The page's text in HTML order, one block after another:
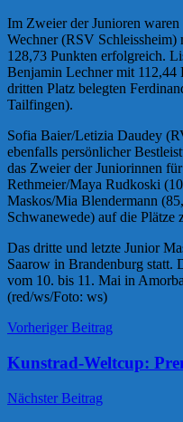
Im Zweier der Junioren
Wechner (RSV
128,73 Punkten erfolgreich.
Benjamin Lechner mit 112,44
dritten Platz belegten
Tailfingen).
Sofia Baier/Letizia Daudey
ebenfalls persönlicher
das Zweier der Juniorinnen
Rethmeier/Maya Rudkoski
Maskos/Mia Blendermann
Schwanewede) auf die Plätze
Das dritte und letzte Junior
Saarow in Brandenburg statt.
vom 10. bis 11. Mai in
(red/ws/Foto: ws)
News
Beitrags-
Navigation
Vorheriger Beitrag
Kunstrad-Weltcup:
Nächster Beitrag